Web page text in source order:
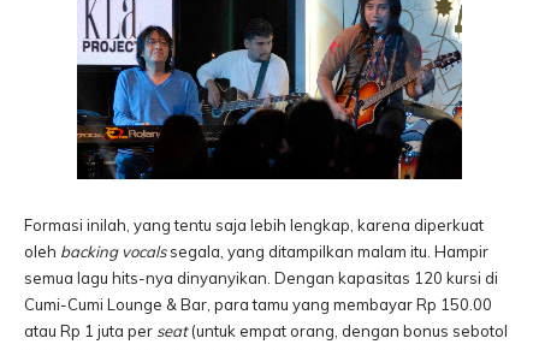
Formasi inilah, yang tentu saja lebih lengkap, karena diperkuat
oleh backing vocalssegala, yang ditampilkan malam itu. Hampir
semua lagu hits-nya dinyanyikan. Dengan kapasitas 120 kursi di
Cumi-Cumi Lounge & Bar, para tamu yang membayar Rp 150.00
atau Rp 1 juta per seat(untuk empat orang, dengan bonus sebotol